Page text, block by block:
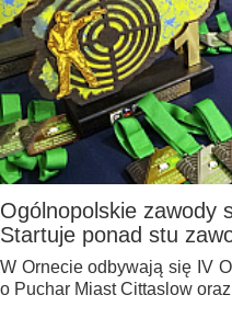
Ogólnopolskie zawody
Startuje ponad stu
W Ornecie odbywają się IV
o Puchar Miast Cittaslow